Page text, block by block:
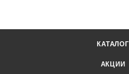
КАТАЛОГ
АКЦИИ